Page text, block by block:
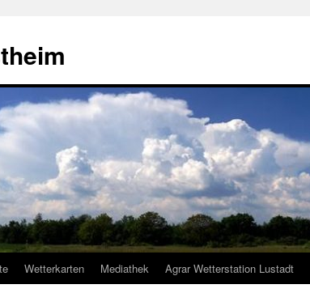
Wetterkarten Mediathek Agrar Wetterstation Lustadt